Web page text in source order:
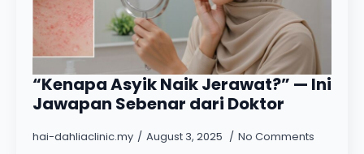
“Kenapa Asyik Naik Jerawat?” — Ini
Jawapan Sebenar dari Doktor
hai-dahliaclinic.my August 3, 2025 No Comments